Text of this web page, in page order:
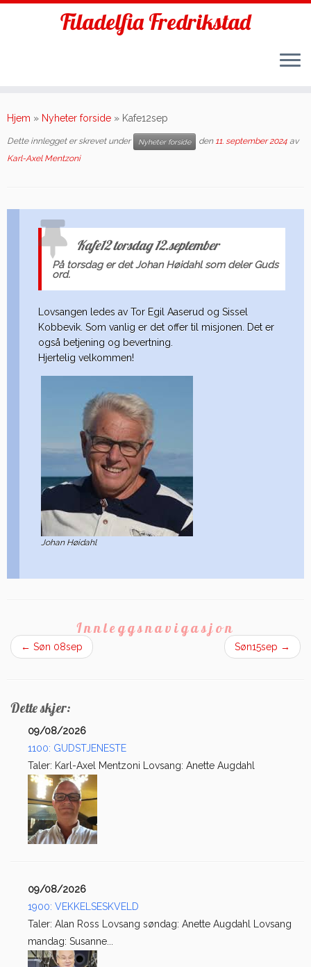
to
Filadelfia Fredrikstad
Hjem » Nyheter forside » Kafe12sep
Dette innlegget er skrevet under Nyheter forside den 11. september 2024 av
Karl-Axel Mentzoni
Kafe12 torsdag 12.september
På torsdag er det Johan Høidahl som deler Guds
ord.
Lovsangen ledes av Tor Egil Aaserud og Sissel
Kobbevik. Som vanlig er det offer til misjonen. Det er
også betjening og bevertning.
Hjertelig velkommen!
Johan Høidahl
Innleggsnavigasjon
← Søn 08sep Søn15sep →
Dette skjer:
09/08/2026
1100: GUDSTJENESTE
Taler: Karl-Axel Mentzoni Lovsang: Anette Augdahl
09/08/2026
1900: VEKKELSESKVELD
Taler: Alan Ross Lovsang søndag: Anette Augdahl Lovsang
mandag: Susanne...